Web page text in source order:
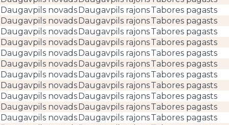
Daugavpils novads Daugavpils rajonsTabores pagasts
Daugavpils novads Daugavpils rajonsTabores pagasts
Daugavpils novads Daugavpils rajonsTabores pagasts
Daugavpils novads Daugavpils rajonsTabores pagasts
Daugavpils novads Daugavpils rajonsTabores pagasts
Daugavpils novads Daugavpils rajonsTabores pagasts
Daugavpils novads Daugavpils rajonsTabores pagasts
Daugavpils novads Daugavpils rajonsTabores pagasts
Daugavpils novads Daugavpils rajonsTabores pagasts
Daugavpils novads Daugavpils rajonsTabores pagasts
Daugavpils novads Daugavpils rajonsTabores pagasts